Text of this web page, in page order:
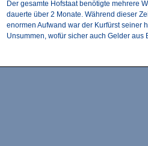
Der gesamte Hofstaat benötigte mehrere
dauerte über 2 Monate. Während dieser
enormen Aufwand war der Kurfürst seiner
Unsummen, wofür sicher auch Gelder